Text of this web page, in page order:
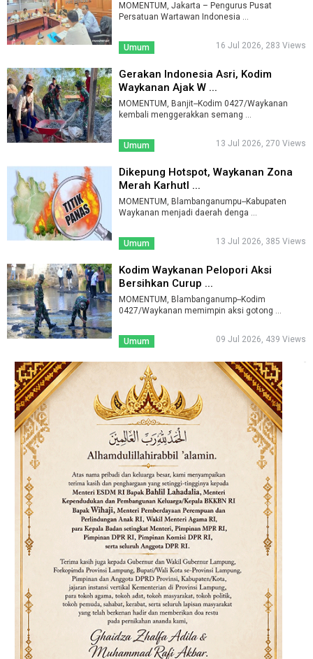
MOMENTUM, Jakarta – Pengurus Pusat
Persatuan Wartawan Indonesia ...
Umum 16 Jul 2026, 283 Views
Gerakan Indonesia Asri, Kodim
Waykanan Ajak W ...
MOMENTUM, Banjit--Kodim 0427/Waykanan
kembali menggerakkan semang ...
Umum 13 Jul 2026, 270 Views
Dikepung Hotspot, Waykanan Zona
Merah Karhutl ...
MOMENTUM, Blambanganumpu--Kabupaten
Waykanan menjadi daerah denga ...
Umum 13 Jul 2026, 385 Views
Kodim Waykanan Pelopori Aksi
Bersihkan Curup ...
MOMENTUM, Blambanganump--Kodim
0427/Waykanan memimpin aksi gotong ...
Umum 09 Jul 2026, 439 Views